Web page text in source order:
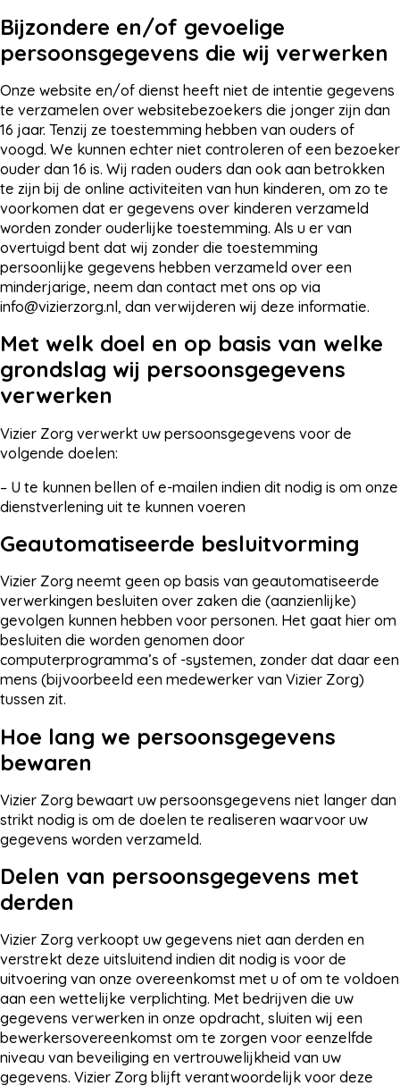
Bijzondere en/of gevoelige
persoonsgegevens die wij verwerken
Onze website en/of dienst heeft niet de intentie gegevens
te verzamelen over websitebezoekers die jonger zijn dan
16 jaar. Tenzij ze toestemming hebben van ouders of
voogd. We kunnen echter niet controleren of een bezoeker
ouder dan 16 is. Wij raden ouders dan ook aan betrokken
te zijn bij de online activiteiten van hun kinderen, om zo te
voorkomen dat er gegevens over kinderen verzameld
worden zonder ouderlijke toestemming. Als u er van
overtuigd bent dat wij zonder die toestemming
persoonlijke gegevens hebben verzameld over een
minderjarige, neem dan contact met ons op via
info@vizierzorg.nl, dan verwijderen wij deze informatie.
Met welk doel en op basis van welke
grondslag wij persoonsgegevens
verwerken
Vizier Zorg verwerkt uw persoonsgegevens voor de
volgende doelen:
– U te kunnen bellen of e-mailen indien dit nodig is om onze
dienstverlening uit te kunnen voeren
Geautomatiseerde besluitvorming
Vizier Zorg neemt geen op basis van geautomatiseerde
verwerkingen besluiten over zaken die (aanzienlijke)
gevolgen kunnen hebben voor personen. Het gaat hier om
besluiten die worden genomen door
computerprogramma’s of -systemen, zonder dat daar een
mens (bijvoorbeeld een medewerker van Vizier Zorg)
tussen zit.
Hoe lang we persoonsgegevens
bewaren
Vizier Zorg bewaart uw persoonsgegevens niet langer dan
strikt nodig is om de doelen te realiseren waarvoor uw
gegevens worden verzameld.
Delen van persoonsgegevens met
derden
Vizier Zorg verkoopt uw gegevens niet aan derden en
verstrekt deze uitsluitend indien dit nodig is voor de
uitvoering van onze overeenkomst met u of om te voldoen
aan een wettelijke verplichting. Met bedrijven die uw
gegevens verwerken in onze opdracht, sluiten wij een
bewerkersovereenkomst om te zorgen voor eenzelfde
niveau van beveiliging en vertrouwelijkheid van uw
gegevens. Vizier Zorg blijft verantwoordelijk voor deze